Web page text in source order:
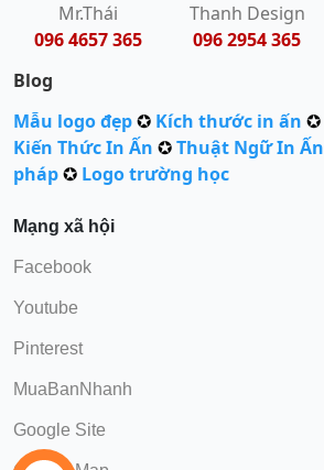
Mr.Thái
096 4657 365
Thanh Design
096 2954 365
Blog
Mẫu logo đẹp✪ Kích thước in ấn ✪
Kiến Thức In Ấn ✪Thuật Ngữ In Ấn
pháp✪ Logo trường học
Mạng xã hội
Facebook
Youtube
Pinterest
MuaBanNhanh
Google Site